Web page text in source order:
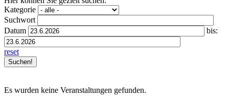
Kategorie
Suchwort
Datum
bis:
reset
Es wurden keine Veranstaltungen gefunden.